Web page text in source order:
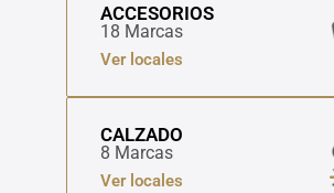
ACCESORIOS
18 Marcas
Ver locales
CALZADO
8 Marcas
Ver locales